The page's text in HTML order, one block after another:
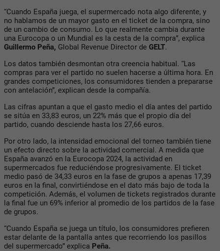
“Cuando España juega, el supermercado nota algo diferente, y
no hablamos de un mayor gasto en el ticket de la compra, sino
de un cambio de consumo. Lo que realmente cambia durante
una Eurocopa o un Mundial es la cesta de la compra”, explica
Guillermo Peña, Global Revenue Director de GELT.
Los datos también desmontan otra creencia habitual. “Las
compras para ver el partido no suelen hacerse a última hora. En
grandes competiciones, los consumidores tienden a prepararse
con antelación”, explican desde la compañía.
Las cifras apuntan a que el gasto medio el día antes del partido
se sitúa en 33,83 euros, un 22% más que el propio día del
partido, cuando desciende hasta los 27,66 euros.
Por otro lado, la intensidad emocional del torneo también tiene
un efecto directo sobre la actividad comercial. A medida que
España avanzó en la Eurocopa 2024, la actividad en
supermercados fue reduciéndose progresivamente. El ticket
medio pasó de 34,33 euros en la fase de grupos a apenas 17,39
euros en la final, convirtiéndose en el dato más bajo de toda la
competición. Además, el volumen de tickets registrados durante
la final fue un 69% inferior al promedio de los partidos de la fase
de grupos.
“Cuando España se juega un título, los consumidores prefieren
estar delante de la pantalla antes que recorriendo los pasillos
del supermercado” explica Peña.